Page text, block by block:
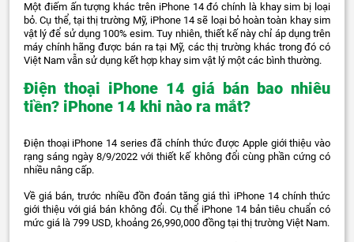
Một điếm ấn tượng khác trên iPhone 14 đó chính là khay sim bị loại
bỏ. Cụ thể, tại thị trường Mỹ, iPhone 14 sẽ loại bỏ hoàn toàn khay sim
vật lý để sử dụng 100% esim. Tuy nhiên, thiết kế này chỉ áp dụng trên
máy chính hãng được bán ra tại Mỹ, các thị trường khác trong đó có
Việt Nam vẫn sử dụng kết hợp khay sim vật lý một các bình thường.
Điện thoại iPhone 14 giá bán bao nhiêu
tiền? iPhone 14 khi nào ra mắt?
Điện thoại iPhone 14 series đã chính thức được Apple giới thiệu vào
rạng sáng ngày 8/9/2022 với thiết kế không đổi cùng phần cứng có
nhiều nâng cấp.
Về giá bán, trước nhiều đồn đoán tăng giá thì iPhone 14 chính thức
giới thiệu với giá bán không đổi. Cụ thể iPhone 14 bản tiêu chuẩn có
mức giá là 799 USD, khoảng 26,990,000 đồng tại thị trường Việt Nam.